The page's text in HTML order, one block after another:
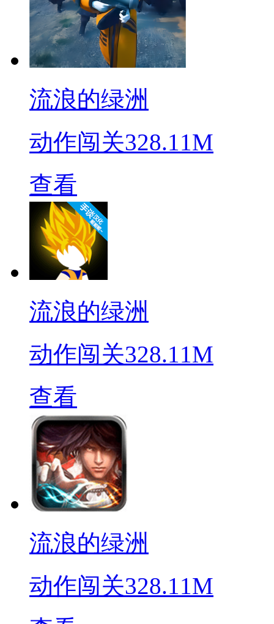
流浪的绿洲
动作闯关328.11M
查看
流浪的绿洲
动作闯关328.11M
查看
流浪的绿洲
动作闯关328.11M